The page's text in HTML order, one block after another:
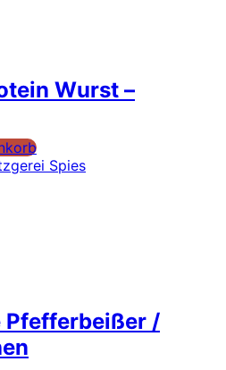
Wurst –
Pfefferbeißer /